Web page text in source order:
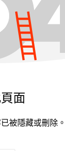
面
被隱藏或刪除。